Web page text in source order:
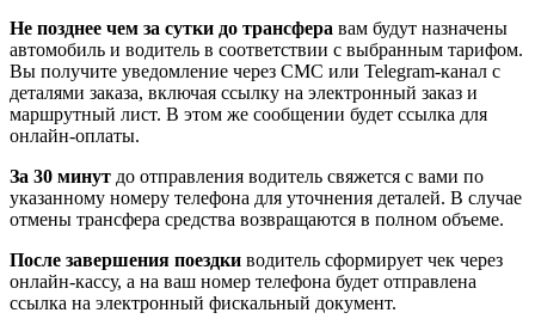
Не позднее чем за сутки до трансфера вам будут назначены
автомобиль и водитель в соответствии с выбранным тарифом.
Вы получите уведомление через СМС или Telegram-канал с
деталями заказа, включая ссылку на электронный заказ и
маршрутный лист. В этом же сообщении будет ссылка для
онлайн-оплаты.
За 30 минут до отправления водитель свяжется с вами по
указанному номеру телефона для уточнения деталей. В случае
отмены трансфера средства возвращаются в полном объеме.
После завершения поездки водитель сформирует чек через
онлайн-кассу, а на ваш номер телефона будет отправлена
ссылка на электронный фискальный документ.